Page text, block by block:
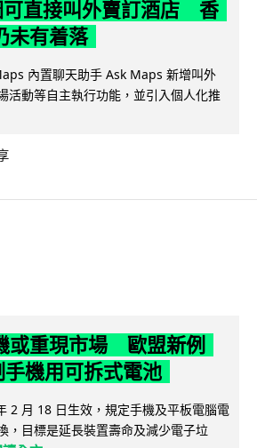
可直接叫外賣訂酒店 香
未有着落
內置聊天助手 Ask Maps 新增叫外
活動等自主執行功能，並引入個人化推
或重現市場 歐盟新例
機用可拆式電池
2 月 18 日生效，規定手機及平板電腦電
，目標是延長裝置壽命及減少電子垃